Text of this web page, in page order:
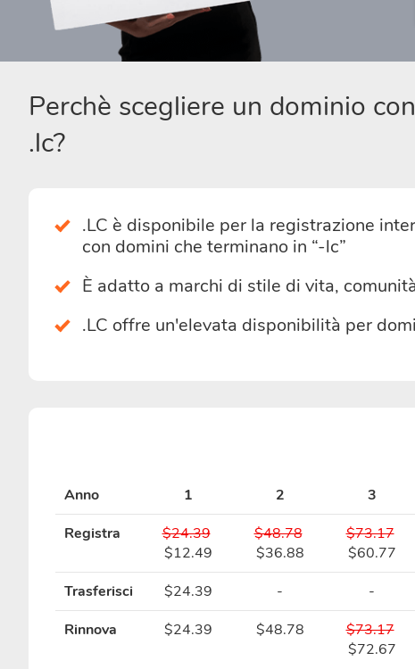
Perchè scegliere un dominio
.lc?
.LC è disponibile per la registrazione
con domini che terminano in “-lc”
È adatto a marchi di stile di vita,
.LC offre un'elevata disponibilità per
Anno 1 2 3
Registra
$24.39
$12.49
$48.78
$36.88
$73.17
$60.77
Trasferisci
$24.39 - -
Rinnova
$24.39 $48.78
$73.17
$72.67